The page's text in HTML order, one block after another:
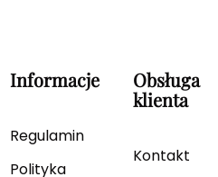
Informacje
Regulamin
Polityka
Obsługa
klienta
Kontakt